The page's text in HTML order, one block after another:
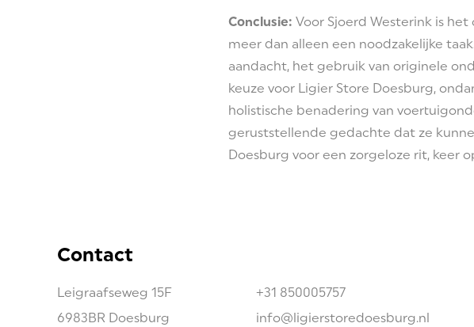
Conclusie: Voor Sjoerd Westerink is
meer dan alleen een noodzakelijke
aandacht, het gebruik van originele
keuze voor Ligier Store Doesburg,
holistische benadering van
geruststellende gedachte dat ze
Doesburg voor een zorgeloze rit, keer
Contact
Leigraafseweg 15F
6983BR Doesburg
+31 850005757
info@ligierstoredoesburg.nl